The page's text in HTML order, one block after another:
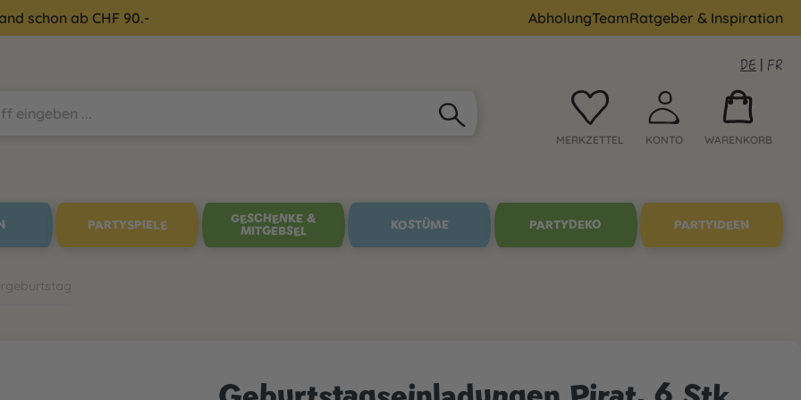
schon ab CHF 90.- AbholungTeamRatgeber & Inspiration
DE | FR
MERKZETTEL KONTO WARENKORB
PARTYSPIELE
GESCHENKE &
MITGEBSEL
KOSTÜME PARTYDEKO PARTYIDEEN